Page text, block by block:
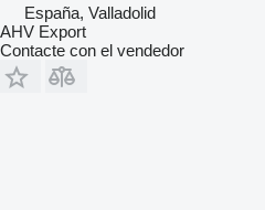
España, Valladolid
AHV Export
Contacte con el vendedor